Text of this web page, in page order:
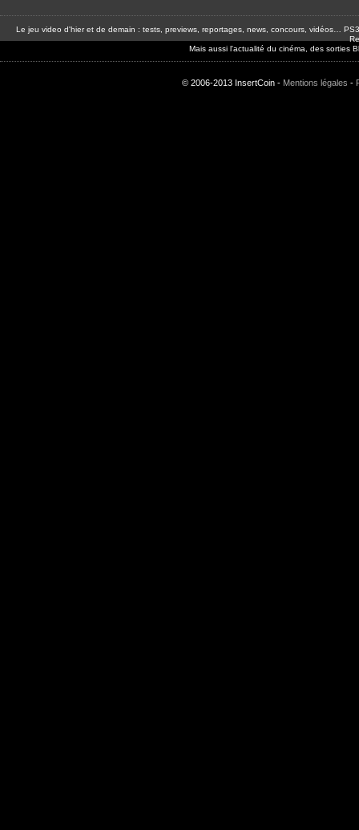
Le jeu video d'hier et de demain : tests, previews, reportages, news, concours, vidéos…
Mais aussi l'actualité du cinéma, des sorties
© 2006-2013 InsertCoin - Mentions légales -